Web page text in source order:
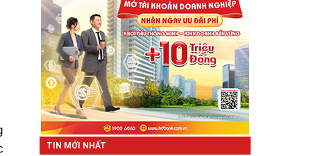
TIN MỚI NHẤT